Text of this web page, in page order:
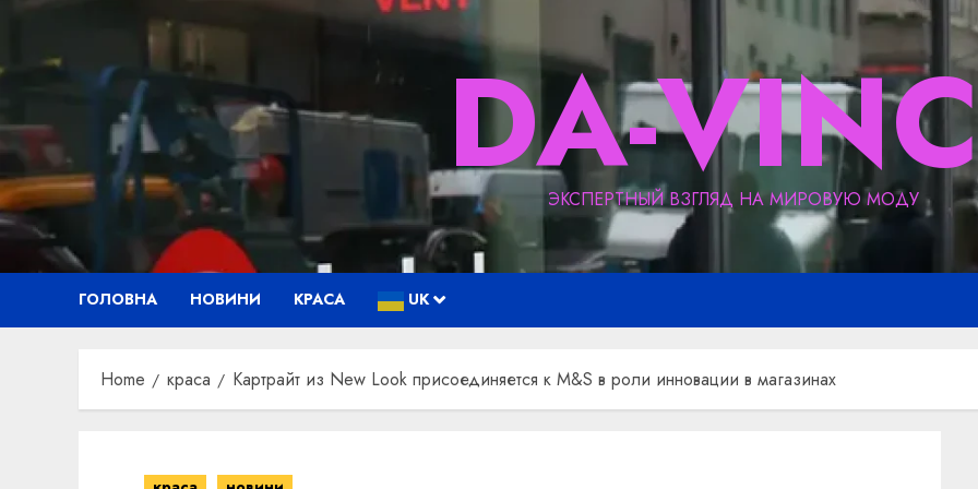
content
DA-
ЭКСПЕРТНЫЙ ВЗГЛЯД НА МИРОВУЮ МОДУ
ГОЛОВНА НОВИНИ КРАСА UK
Home краса Картрайт из New Look присоединяется к M&S в роли инновации в магазинах